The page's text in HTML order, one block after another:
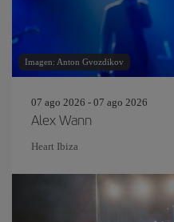
Imagen: Anton Gvozdikov
07 ago 2026 - 07 ago 2026
Alex Wann
Heart Ibiza